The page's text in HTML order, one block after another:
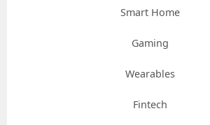
Smart Home
Gaming
Wearables
Fintech